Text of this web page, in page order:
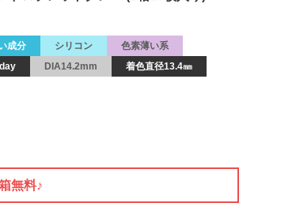
成分 シリコン
色素薄い系
DIA14.2mm
着色直径13.4㎜
無料♪